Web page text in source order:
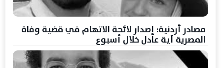
مصادر أردنية: إصدار لائحة الاتهام في قضية وفاة
المصرية آية عادل خلال أسبوع